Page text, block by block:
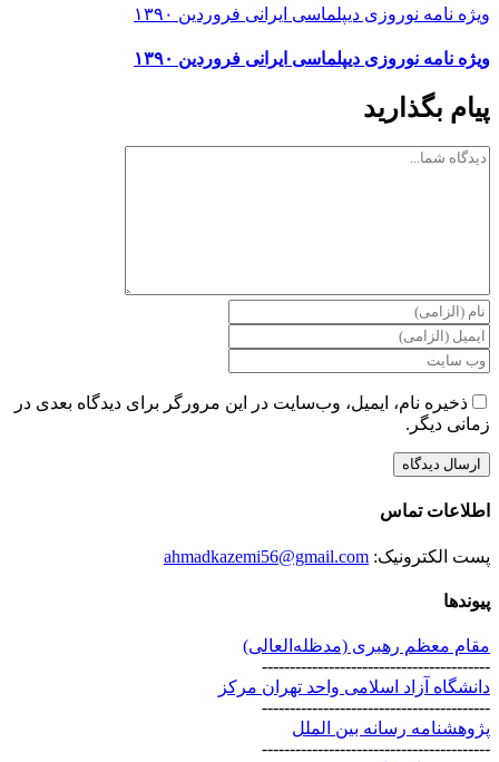
ویژه نامه نوروزی دیپلماسی ایرانی فروردین ۱۳۹۰
ویژه نامه نوروزی دیپلماسی ایرانی فروردین ۱۳۹۰
پیام بگذارید
دیدگاه
ذخیره نام، ایمیل، وب‌سایت در این مرورگر برای دیدگاه بعدی در
زمانی دیگر.
اطلاعات تماس
پست الکترونیک: ahmadkazemi56@gmail.com
پیوندها
مقام معظم رهبری (مد‌ظله‌العالی)
-----------------------------------------
دانشگاه آزاد اسلامی واحد تهران مرکز
-----------------------------------------
پژوهشنامه رسانه بین الملل
-----------------------------------------